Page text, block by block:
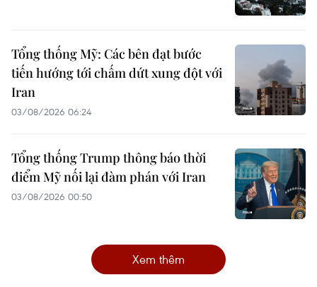
Tổng thống Mỹ: Các bên đạt bước
tiến hướng tới chấm dứt xung đột với
Iran
03/08/2026 06:24
Tổng thống Trump thông báo thời
điểm Mỹ nối lại đàm phán với Iran
03/08/2026 00:50
Xem thêm